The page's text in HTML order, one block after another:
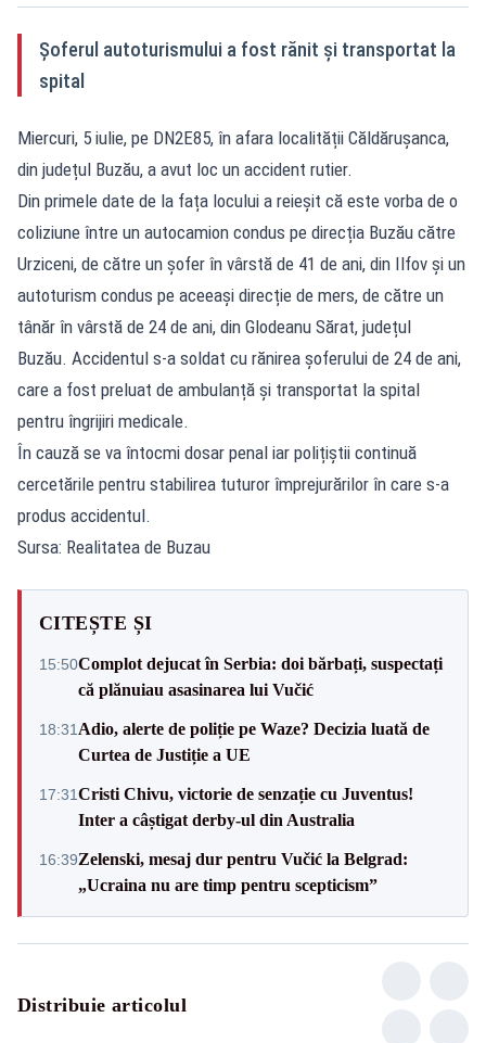
Șoferul autoturismului a fost rănit și transportat la
spital
Miercuri, 5 iulie, pe DN2E85, în afara localității Căldărușanca,
din județul Buzău, a avut loc un accident rutier.
Din primele date de la fața locului a reieșit că este vorba de o
coliziune între un autocamion condus pe direcția Buzău către
Urziceni, de către un șofer în vârstă de 41 de ani, din Ilfov și un
autoturism condus pe aceeași direcție de mers, de către un
tânăr în vârstă de 24 de ani, din Glodeanu Sărat, județul
Buzău. Accidentul s-a soldat cu rănirea șoferului de 24 de ani,
care a fost preluat de ambulanță și transportat la spital
pentru îngrijiri medicale.
În cauză se va întocmi dosar penal iar polițiștii continuă
cercetările pentru stabilirea tuturor împrejurărilor în care s-a
produs accidentul.
Sursa: Realitatea de Buzau
CITEȘTE ȘI
15:50Complot dejucat în Serbia: doi bărbați, suspectați
că plănuiau asasinarea lui Vučić
18:31 Adio, alerte de poliție pe Waze? Decizia luată de
Curtea de Justiție a UE
17:31Cristi Chivu, victorie de senzație cu Juventus!
Inter a câștigat derby-ul din Australia
16:39Zelenski, mesaj dur pentru Vučić la Belgrad:
„Ucraina nu are timp pentru scepticism”
Distribuie articolul